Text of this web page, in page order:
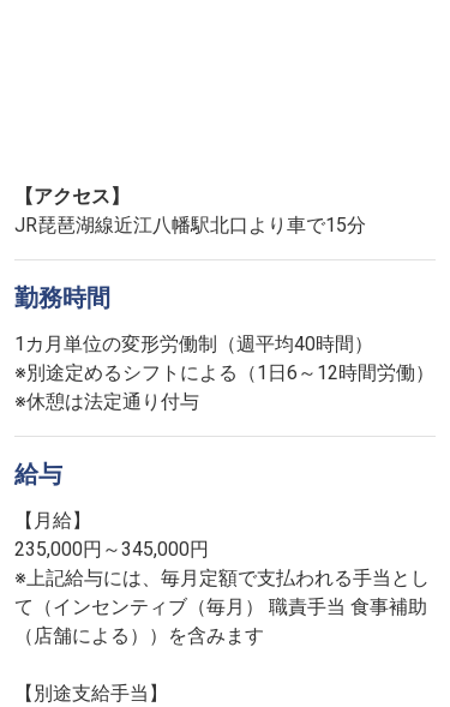
【アクセス】
JR琵琶湖線近江八幡駅北口より車で15分
勤務時間
1カ月単位の変形労働制（週平均40時間）
※別途定めるシフトによる（1日6～12時間労働）
※休憩は法定通り付与
給与
【月給】
235,000円～345,000円
※上記給与には、毎月定額で支払われる手当とし
て（インセンティブ（毎月） 職責手当 食事補助
（店舗による））を含みます
【別途支給手当】